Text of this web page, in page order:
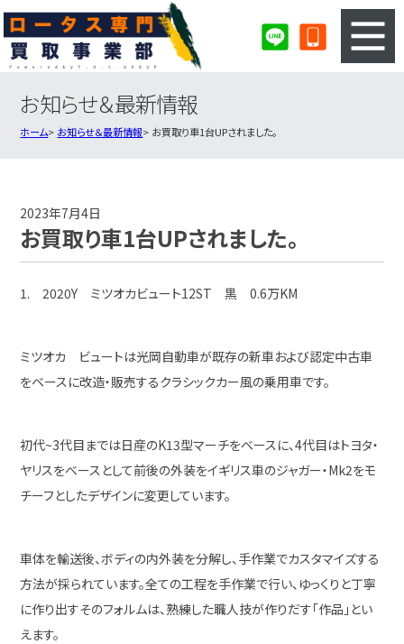
3ステップのカンタン査定
ロータス買取実績
お知らせ＆最新情報
ホーム お知らせ＆最新情報 お買取り車1台UPされました。
2023年7月4日
お買取り車1台UPされました。
1. 2020Y ミツオカビュート12ST 黒 0.6万KM
ミツオカ ビュートは光岡自動車が既存の新車および認定中古車
をベースに改造・販売するクラシックカー風の乗用車です。
初代~3代目までは日産のK13型マーチをベースに、4代目はトヨタ・
ヤリスをベースとして前後の外装をイギリス車のジャガー・Mk2をモ
チーフとしたデザインに変更しています。
車体を輸送後、ボディの内外装を分解し、手作業でカスタマイズする
方法が採られています。全ての工程を手作業で行い、ゆっくりと丁寧
に作り出すそのフォルムは、熟練した職人技が作りだす「作品」とい
えます。